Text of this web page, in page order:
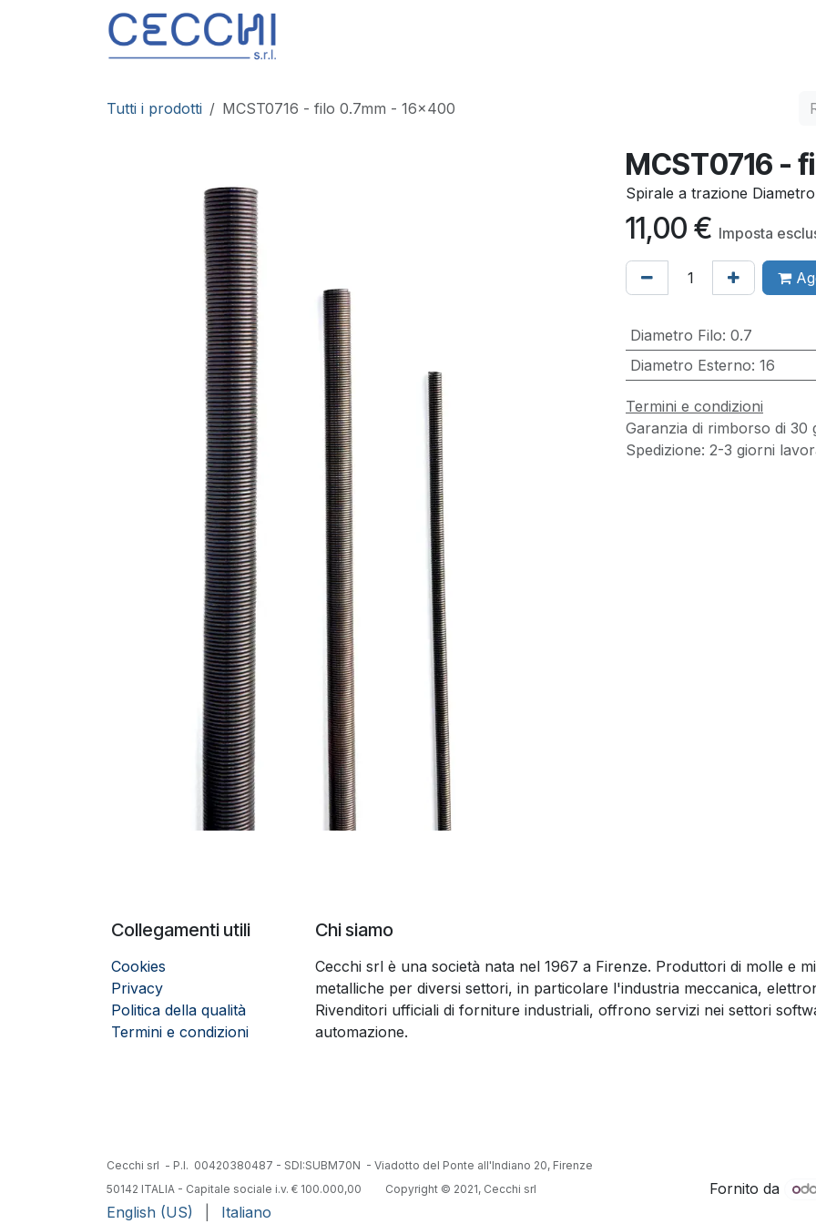
Passa al contenuto
Tutti i prodotti MCST0716 - filo 0.7mm - 16x400
MCST0716 -
Spirale a trazione
11,00 € Imposta
Diametro Filo: 0.7
Diametro Esterno: 16
Termini e condizioni
Garanzia di rimborso di 30
Spedizione: 2-3 giorni
Chi siamo
Cecchi srl è una società nata nel 1967 a Firenze. Produttori di molle e
metalliche per diversi settori, in particolare l'industria meccanica,
Rivenditori ufficiali di forniture industriali, offrono servizi nei settori
automazione.
Collegamenti utili
Cookies
Privacy
Politica della qualità
Termini e condizioni
Cecchi srl - P.I. 00420380487 - SDI:SUBM70N - Viadotto del Ponte all'Indiano 20, Firenze
50142 ITALIA - Capitale sociale i.v. € 100.000,00
​Copyright © 2021, Cecchi srl
English (US) Italiano
Fornito da